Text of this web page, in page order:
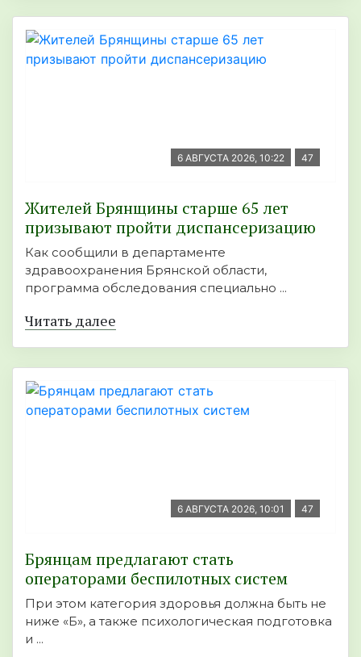
6 АВГУСТА 2026, 10:22 47
Жителей Брянщины старше 65 лет
призывают пройти диспансеризацию
Как сообщили в департаменте
здравоохранения Брянской области,
программа обследования специально ...
Читать далее
6 АВГУСТА 2026, 10:01 47
Брянцам предлагают стать
оперaторами бeспилотных систeм
При этом категория здоровья должна быть не
ниже «Б», а также психологическая подготовка
и ...